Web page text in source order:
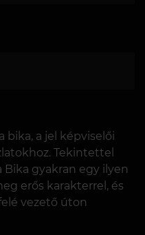
bika, a jel képviselői
Tekintettel
Bika gyakran egy ilyen
erős karakterrel, és
vezető úton